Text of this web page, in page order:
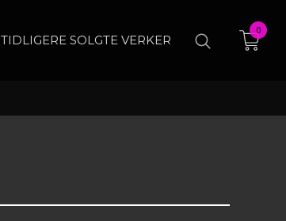
TIDLIGERE SOLGTE VERKER
0